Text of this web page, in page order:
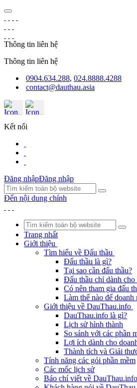
Thông tin liên hệ
Thông tin liên hệ
0904.634.288, 024.8888.4288
contact@dauthau.asia
Kết nối
Đăng nhậpĐăng nhập
Đến nội dung chính
Trang nhất
Giới thiệu
Tìm hiểu về Đấu thầu
Đấu thầu là gì?
Tại sao cần đấu thầu?
Đấu thầu chỉ dành cho
Có nên tham gia đấu
Làm thế nào để doanh
Giới thiệu về DauThau.info
DauThau.info là gì?
Lịch sử hình thành
So sánh với các phần
Lợi ích dành cho
Thành tích và Giải
Tính năng các gói phần mềm
Các mốc lịch sử
Báo chí viết về DauThau.info